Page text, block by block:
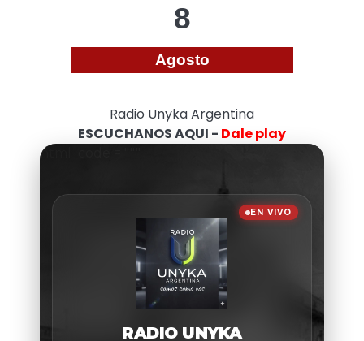
8
Agosto
Radio Unyka Argentina
ESCUCHANOS AQUI - Dale play